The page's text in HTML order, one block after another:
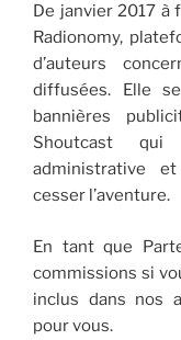
De janvier 2017 à
Radionomy,
d’auteurs
diffusées. Elle
bannières
Shoutcast
administrative
cesser l’aventure.
En tant que
commissions si
inclus dans nos
pour vous.